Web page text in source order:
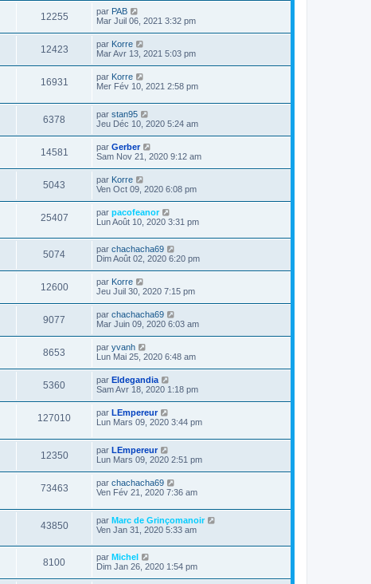
12255 par PAB
Mar Juil 06, 2021 3:32 pm
12423 par Korre
Mar Avr 13, 2021 5:03 pm
16931 par Korre
Mer Fév 10, 2021 2:58 pm
6378 par stan95
Jeu Déc 10, 2020 5:24 am
14581 par Gerber
Sam Nov 21, 2020 9:12 am
5043 par Korre
Ven Oct 09, 2020 6:08 pm
25407 par pacofeanor
Lun Août 10, 2020 3:31 pm
5074 par chachacha69
Dim Août 02, 2020 6:20 pm
12600 par Korre
Jeu Juil 30, 2020 7:15 pm
9077 par chachacha69
Mar Juin 09, 2020 6:03 am
8653 par yvanh
Lun Mai 25, 2020 6:48 am
5360 par Eldegandia
Sam Avr 18, 2020 1:18 pm
127010 par LEmpereur
Lun Mars 09, 2020 3:44 pm
12350 par LEmpereur
Lun Mars 09, 2020 2:51 pm
73463 par chachacha69
Ven Fév 21, 2020 7:36 am
43850 par Marc de Grinçomanoir
Ven Jan 31, 2020 5:33 am
8100 par Michel
Dim Jan 26, 2020 1:54 pm